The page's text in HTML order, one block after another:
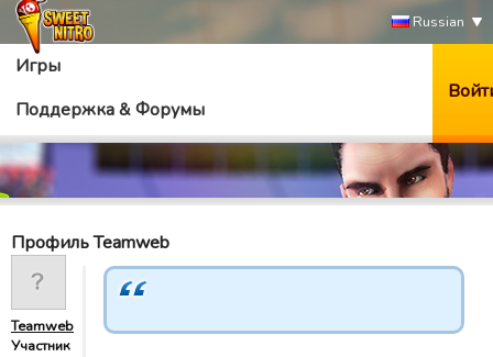
Russian
Игры
Поддержка & Форумы
Профиль Teamweb
Teamweb
Участник